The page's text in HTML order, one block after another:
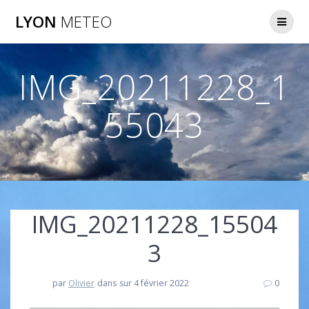
LYON METEO
IMG_20211228_1
55043
IMG_20211228_15504
3
par Olivier dans sur 4 février 2022 0